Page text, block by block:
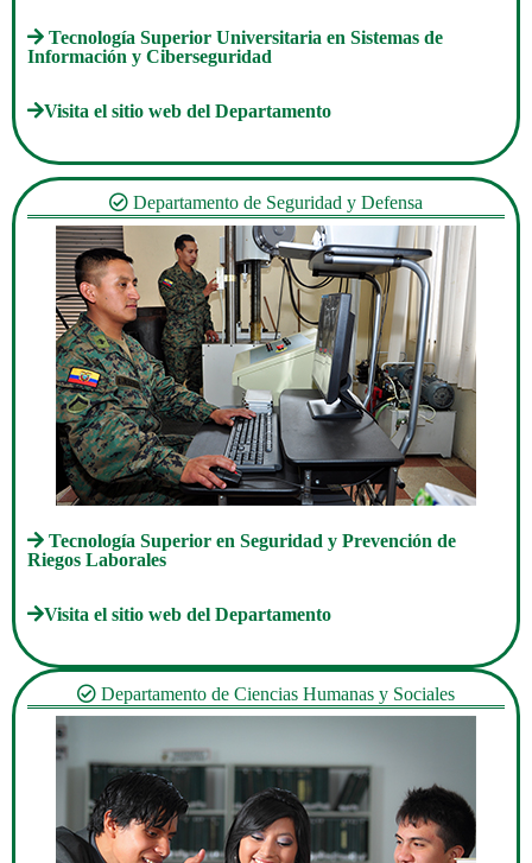
Tecnología Superior Universitaria en Sistemas de
Información y Ciberseguridad
Visita el sitio web del Departamento
Departamento de Seguridad y Defensa
Tecnología Superior en Seguridad y Prevención de
Riegos Laborales
Visita el sitio web del Departamento
Departamento de Ciencias Humanas y Sociales